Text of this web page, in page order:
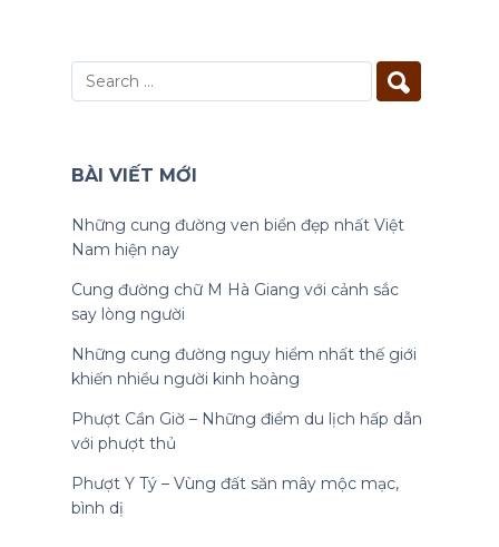
BÀI VIẾT MỚI
Những cung đường ven biển đẹp nhất Việt
Nam hiện nay
Cung đường chữ M Hà Giang với cảnh sắc
say lòng người
Những cung đường nguy hiểm nhất thế giới
khiến nhiều người kinh hoàng
Phượt Cần Giờ – Những điểm du lịch hấp dẫn
với phượt thủ
Phượt Y Tý – Vùng đất săn mây mộc mạc,
bình dị